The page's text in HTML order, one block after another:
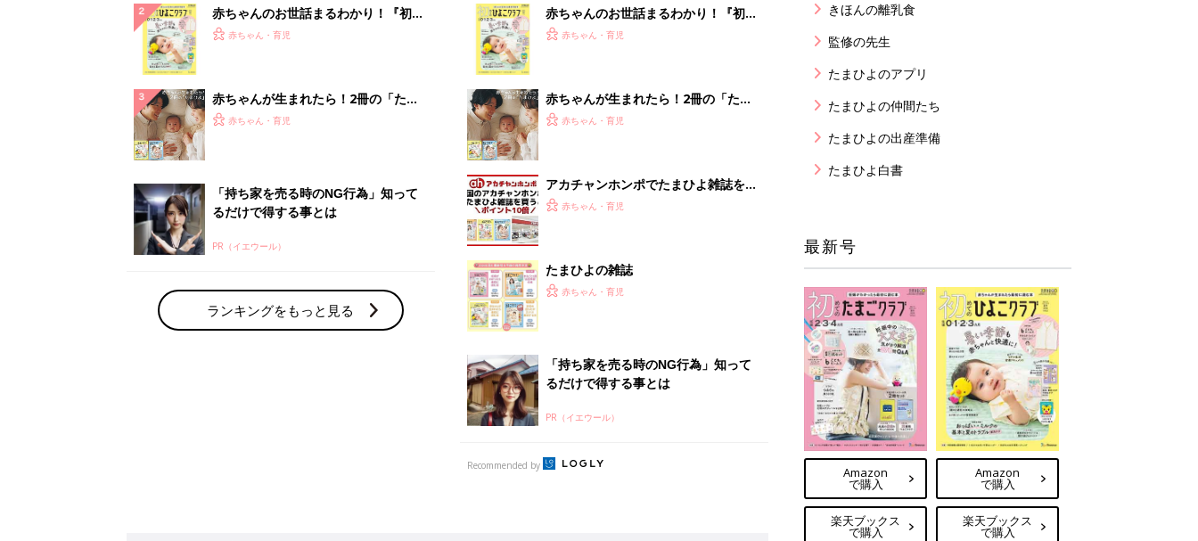
ランキングをもっと見る
るだけで得する事とは
PR（イエウール）
赤ちゃん・育児の人気テーマ
育児日記・マンガ
離乳食はいつから？進め方は？「たまひよ きほんの離
授乳の悩みや初めての離乳食作りに役立つ
子育てとお金
妊娠・出産・育児にかかる費用やもらえる補助
金・助成金を解説
きほんの離乳食
監修の先生
たまひよのアプリ
たまひよの仲間たち
たまひよの出産準備
たまひよ白書
最新号
Amazon
で購入
楽天ブックス
で購入
Amazon
で購入
楽天ブックス
で購入